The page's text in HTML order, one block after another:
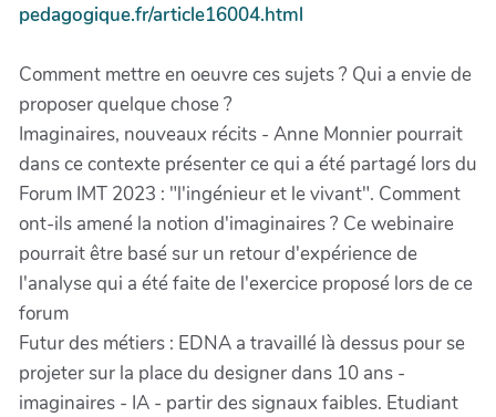
pedagogique.fr/article16004.html
Comment mettre en oeuvre ces sujets ? Qui a envie de
proposer quelque chose ?
Imaginaires, nouveaux récits - Anne Monnier pourrait
dans ce contexte présenter ce qui a été partagé lors du
Forum IMT 2023 : "l'ingénieur et le vivant". Comment
ont-ils amené la notion d'imaginaires ? Ce webinaire
pourrait être basé sur un retour d'expérience de
l'analyse qui a été faite de l'exercice proposé lors de ce
forum
Futur des métiers : EDNA a travaillé là dessus pour se
projeter sur la place du designer dans 10 ans -
imaginaires - IA - partir des signaux faibles. Etudiant